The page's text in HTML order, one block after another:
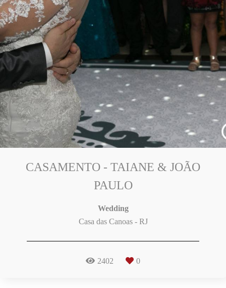
CASAMENTO - TAIANE & JOÃO
PAULO
Wedding
Casa das Canoas - RJ
2402 0